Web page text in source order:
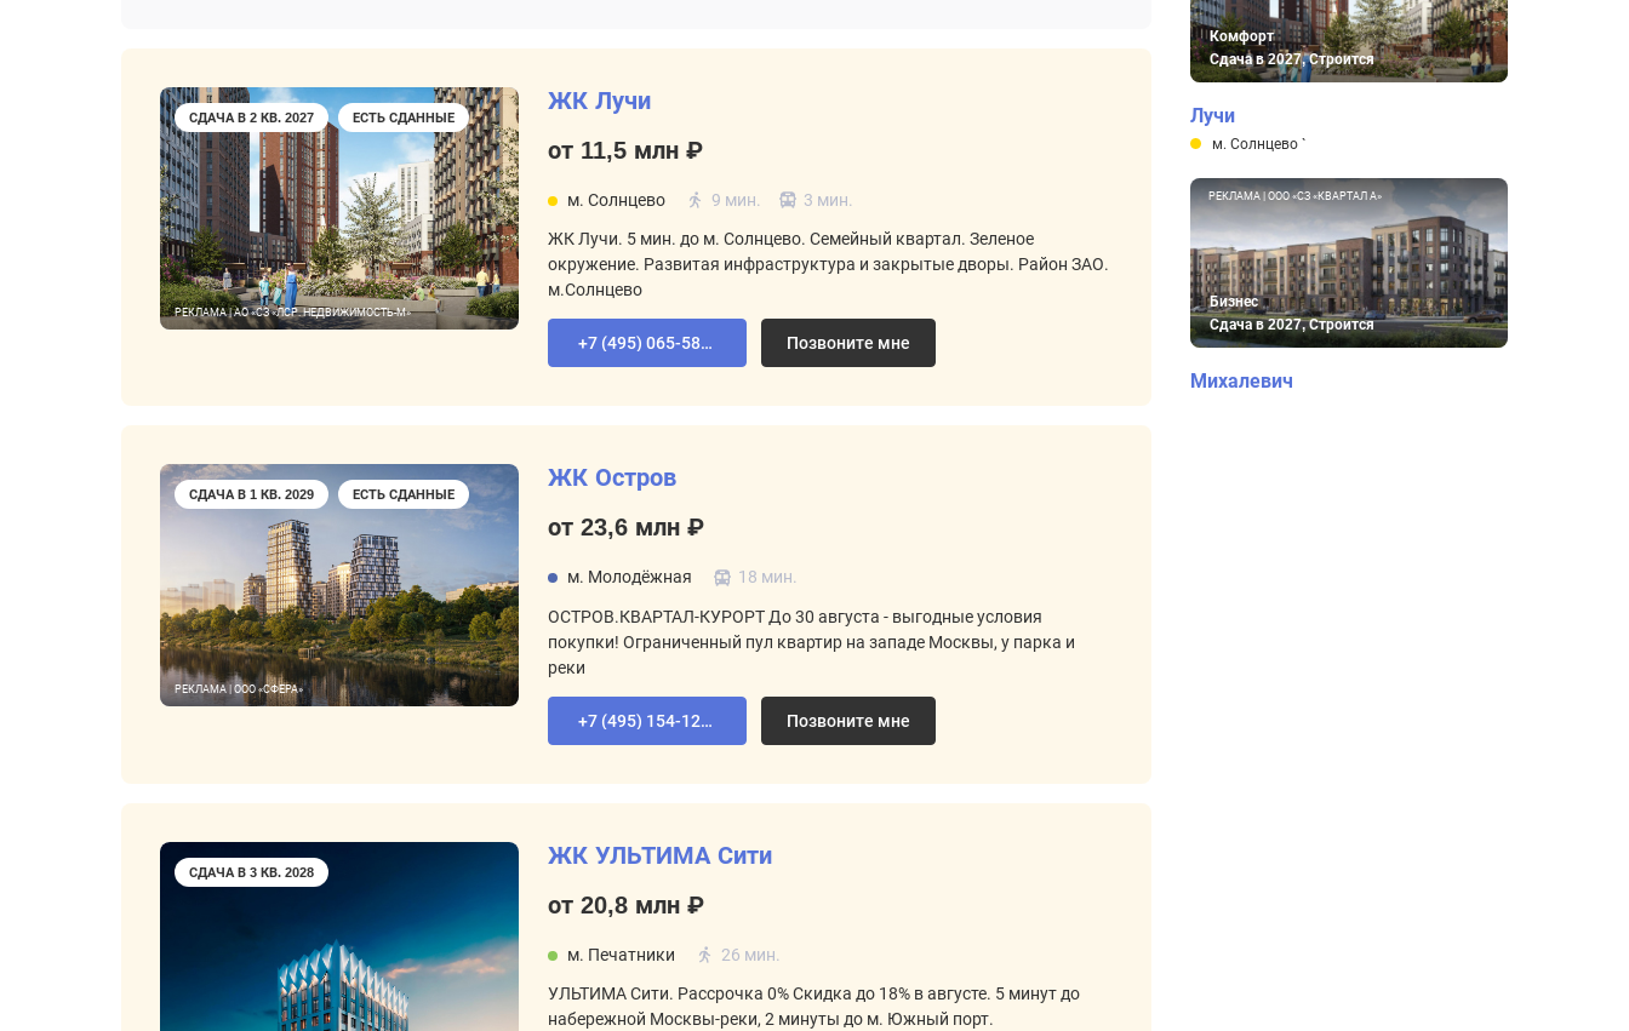
СДАЧА В 2 КВ. 2027 ЕСТЬ СДАННЫЕ
РЕКЛАМА | АО «СЗ «ЛСР. НЕДВИЖИМОСТЬ-М»
ЖК Лучи
от 11,5 млн ₽
м. Солнцево 9 мин. 3 мин.
ЖК Лучи. 5 мин. до м. Солнцево. Семейный квартал. Зеленое
окружение. Развитая инфраструктура и закрытые дворы. Район ЗАО.
м.Солнцево
+7 (495) 065-58-92 Позвоните мне
СДАЧА В 1 КВ. 2029 ЕСТЬ СДАННЫЕ
РЕКЛАМА | ООО «СФЕРА»
ЖК Остров
от 23,6 млн ₽
м. Молодёжная 18 мин.
ОСТРОВ.КВАРТАЛ-КУРОРТ До 30 августа - выгодные условия
покупки! Ограниченный пул квартир на западе Москвы, у парка и
реки
+7 (495) 154-12-80 Позвоните мне
СДАЧА В 3 КВ. 2028
ЖК УЛЬТИМА Сити
от 20,8 млн ₽
м. Печатники 26 мин.
УЛЬТИМА Сити. Рассрочка 0% Скидка до 18% в августе. 5 минут до
набережной Москвы-реки, 2 минуты до м. Южный порт.
Комфорт
Сдача в 2027, Строится
Лучи
м. Солнцево `
РЕКЛАМА | ООО «СЗ «КВАРТАЛ А»
Бизнес
Сдача в 2027, Строится
Михалевич